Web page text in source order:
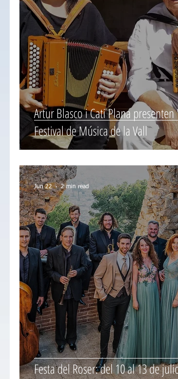
Artur Blasco i Cati Plana
Festival de Música de la Vall
Festa del Roser: del 10 al 13 de
Jun 22 2 min read